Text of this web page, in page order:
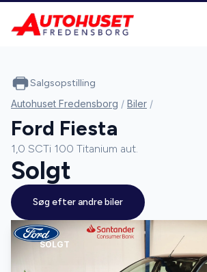
SOLGT
Salgsopstilling
Autohuset Fredensborg / Biler /
Ford Fiesta
1,0 SCTi 100 Titanium aut.
Solgt
Søg efter andre biler